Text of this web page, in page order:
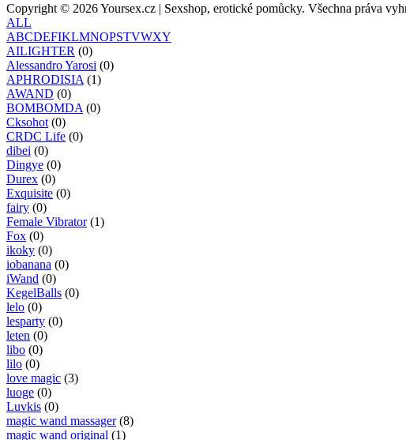
Copyright © 2026 Yoursex.cz | Sexshop, erotické pomůcky. Všechna práva
ALL
ABCDEFIKLMNOPSTVWXY
AILIGHTER (0)
Alessandro Yarosi (0)
APHRODISIA (1)
AWAND (0)
BOMBOMDA (0)
Cksohot (0)
CRDC Life (0)
dibei (0)
Dingye (0)
Durex (0)
Exquisite (0)
fairy (0)
Female Vibrator(1)
Fox (0)
ikoky (0)
iobanana (0)
iWand (0)
KegelBalls (0)
lelo (0)
lesparty (0)
leten (0)
libo (0)
lilo (0)
love magic (3)
luoge (0)
Luvkis (0)
magic wand massager(8)
magic wand original (1)